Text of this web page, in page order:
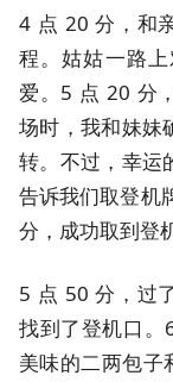
4 点 20 分，和
程。姑姑一路
爱。5 点 20 分
场时，我和妹妹
转。不过，幸运
告诉我们取登机
分，成功取到登
5 点 50 分，过
找到了登机口。
美味的二两包子